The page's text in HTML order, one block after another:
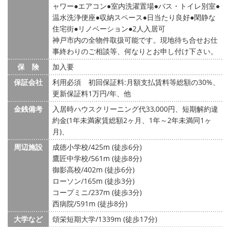
ャワー エアコン 室内洗濯置場 バス・トイレ別室
温水洗浄便座 収納スペース 日当たり良好 閑静な
住宅街 リノベーション 2人入居可
神戸市内の全物件取扱可能です。現地待ち合せお仕
事終わりのご相談等、何なりとお申し付け下さい。
保 険
加入要
保証会社
利用必須 初回保証料:月額支払賃料等総額の30%、
更新保証料1万円/年、他
金銭備考
入居時ハウスクリーニング代33,000円、短期解約違
約金(1年未満家賃総額2ヶ月、1年～2年未満同1ヶ
月)、
周辺施設
成徳小学校/425m (徒歩6分)
鷹匠中学校/561m (徒歩8分)
御影高校/402m (徒歩6分)
ローソン/165m (徒歩3分)
コープミニ/237m (徒歩3分)
西病院/591m (徒歩8分)
大学など
頌栄短期大学/1339m (徒歩17分)